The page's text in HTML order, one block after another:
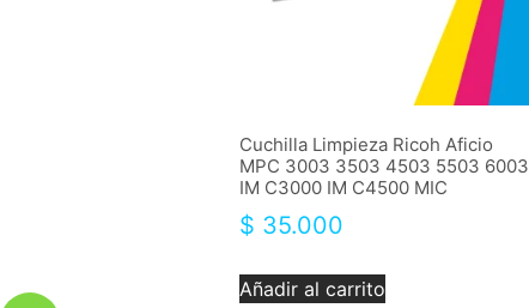
Cuchilla Limpieza Ricoh Aficio
MPC 3003 3503 4503 5503 6003
IM C3000 IM C4500 MIC
$ 35.000
Añadir al carrito